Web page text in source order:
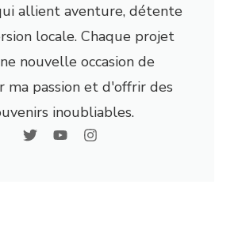
allient aventure, détente
locale. Chaque projet
nouvelle occasion de
ma passion et d'offrir des
inoubliables.